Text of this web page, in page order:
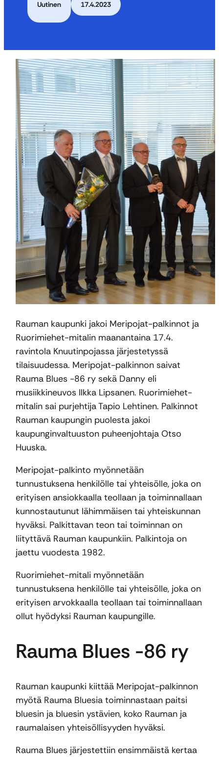
Uutinen 17.4.2023
Rauman kaupunki jakoi Meripojat-palkinnot ja
Ruorimiehet-mitalin maanantaina 17.4.
ravintola Knuutinpojassa järjestetyssä
tilaisuudessa. Meripojat-palkinnon saivat
Rauma Blues -86 ry sekä Danny eli
musiikkineuvos Ilkka Lipsanen. Ruorimiehet-
mitalin sai purjehtija Tapio Lehtinen. Palkinnot
Rauman kaupungin puolesta jakoi
kaupunginvaltuuston puheenjohtaja Otso
Huuska.
Meripojat-palkinto myönnetään
tunnustuksena henkilölle tai yhteisölle, joka on
erityisen ansiokkaalla teollaan ja toiminnallaan
kunnostautunut lähimmäisen tai yhteiskunnan
hyväksi. Palkittavan teon tai toiminnan on
liityttävä Rauman kaupunkiin. Palkintoja on
jaettu vuodesta 1982.
Ruorimiehet-mitali myönnetään
tunnustuksena henkilölle tai yhteisölle, joka on
erityisen arvokkaalla teollaan tai toiminnallaan
ollut hyödyksi Rauman kaupungille.
Rauma Blues -86 ry
Rauman kaupunki kiittää Meripojat-palkinnon
myötä Rauma Bluesia toiminnastaan paitsi
bluesin ja bluesin ystävien, koko Rauman ja
raumalaisen yhteisöllisyyden hyväksi.
Rauma Blues järjestettiin ensimmäistä kertaa